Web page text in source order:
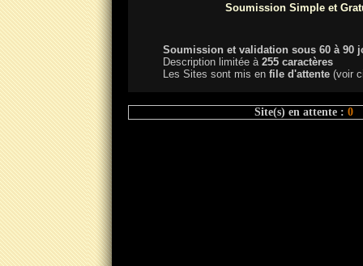
Soumission Simple et
Soumission et validation sous 60 à 90
Description limitée à 255 caractères
Les Sites sont mis en file d'attente(voir
Site(s) en attente : 0